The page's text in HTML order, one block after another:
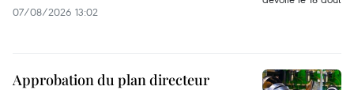
07/08/2026 13:02
Approbation du plan directeur